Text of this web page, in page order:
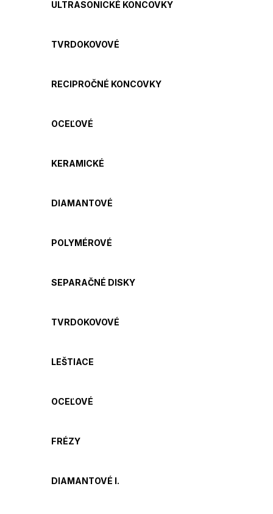
ULTRASONICKÉ KONCOVKY
TVRDOKOVOVÉ
RECIPROČNÉ KONCOVKY
OCEĽOVÉ
KERAMICKÉ
DIAMANTOVÉ
POLYMÉROVÉ
SEPARAČNÉ DISKY
TVRDOKOVOVÉ
LEŠTIACE
OCEĽOVÉ
FRÉZY
DIAMANTOVÉ I.